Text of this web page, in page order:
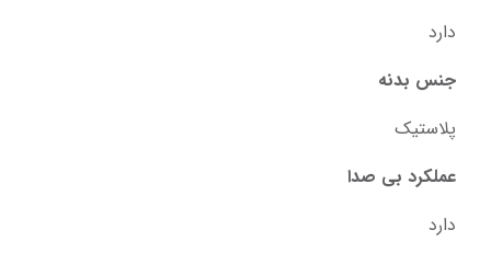
دارد
جنس بدنه
پلاستیک
عملکرد بی صدا
دارد